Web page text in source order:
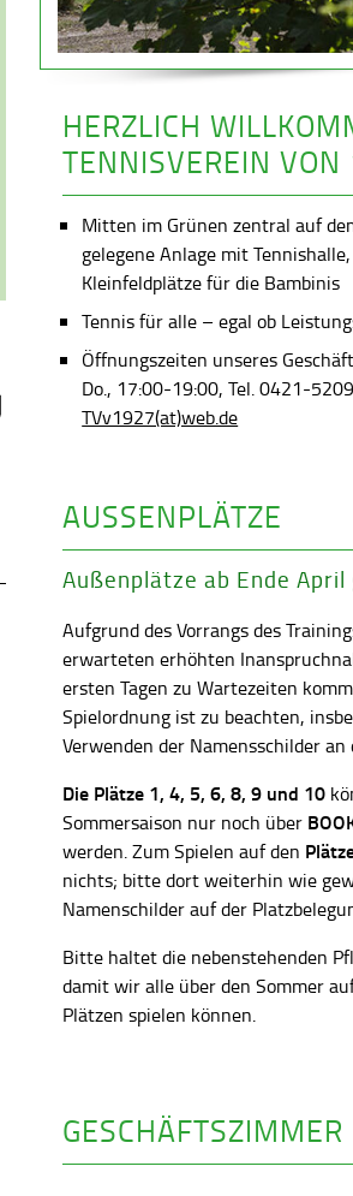
HERZLICH
TENNISVEREIN
Mitten im Grünen zentral auf
gelegene Anlage mit
Kleinfeldplätze für die Bambinis
Tennis für alle – egal ob
Öffnungszeiten unseres
Do., 17:00-19:00, Tel. 0421-
TVv1927(at)web.de
AUSSENPLÄTZE
Außenplätze ab Ende
Aufgrund des Vorrangs des
erwarteten erhöhten
ersten Tagen zu Wartezeiten
Spielordnung ist zu beachten,
Verwenden der Namensschilder
Die Plätze 1, 4, 5, 6, 8, 9 und 10
Sommersaison nur noch über
werden. Zum Spielen auf den
nichts; bitte dort weiterhin wie
Namenschilder auf der
Bitte haltet die nebenstehenden
damit wir alle über den Sommer
Plätzen spielen können.
GESCHÄFTSZIMMER